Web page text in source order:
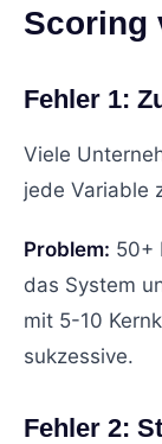
Scoring
Fehler 1:
Viele
jede Variable
Problem: 50+
das System
mit 5-10
sukzessive.
Fehler 2: